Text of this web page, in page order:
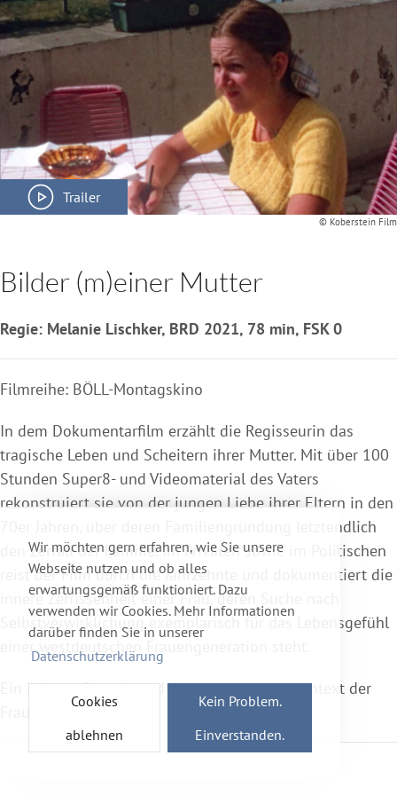
Wir möchten gern erfahren, wie Sie unsere
Webseite nutzen und ob alles
erwartungsgemäß funktioniert. Dazu
verwenden wir Cookies. Mehr Informationen
darüber finden Sie in unserer
Datenschutzerklärung
Cookies
ablehnen
Kein Problem.
Einverstanden.
Trailer
© Koberstein Film
Bilder (m)einer Mutter
Regie: Melanie Lischker, BRD 2021, 78 min, FSK 0
Filmreihe: BÖLL-Montagskino
In dem Dokumentarfilm erzählt die Regisseurin das
tragische Leben und Scheitern ihrer Mutter. Mit über 100
Stunden Super8- und Videomaterial des Vaters
rekonstruiert sie von der jungen Liebe ihrer Eltern in den
70er Jahren, über deren Familiengründung letztendlich
den Zerfall der Familie. Im Privaten sowie im Politischen
reist der Film durch die Jahrzehnte und dokumentiert die
innere Zerrissenheit einer Frau, deren Suche nach
Selbstverwirklichung exemplarisch für das Lebensgefühl
einer westdeutschen Frauengeneration steht.
Ein intimes Portrait und Zeitdokument im Kontext der
Frauenemanzipation.